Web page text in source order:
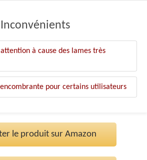
Inconvénients
à cause des lames très
pour certains utilisateurs
le produit sur Amazon